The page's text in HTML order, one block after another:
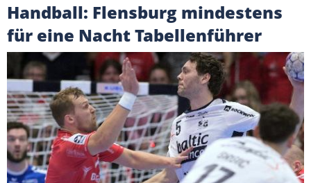
Handball: Flensburg mindestens
für eine Nacht Tabellenführer